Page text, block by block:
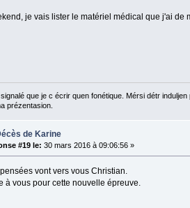
je vais lister le matériel médical que j'ai
que je c écrir quen fonétique. Mérsi détr induljen
prézentasion.
de Karine
#19 le: 30 mars 2016 à 09:06:56 »
vont vers vous Christian.
à vous pour cette nouvelle épreuve.